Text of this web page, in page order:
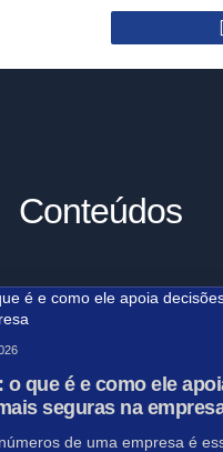
Conteúdos
o que é e como ele
seguras na
de uma empresa é